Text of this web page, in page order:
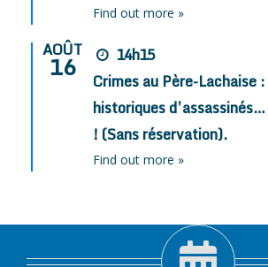
Find out more »
AOÛT
16
14h15
Crimes au Père-Lachaise
historiques
! (Sans réservation).
Find out more »